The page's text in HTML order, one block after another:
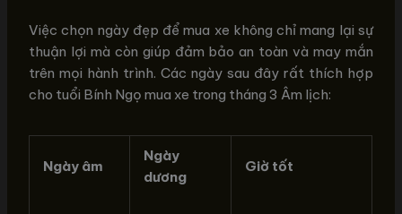
Việc chọn ngày đẹp để mua xe không chỉ mang lại sự
thuận lợi mà còn giúp đảm bảo an toàn và may mắn
trên mọi hành trình. Các ngày sau đây rất thích hợp
cho tuổi Bính Ngọ mua xe trong tháng 3 Âm lịch:
Ngày âm
Ngày
dương
Giờ tốt